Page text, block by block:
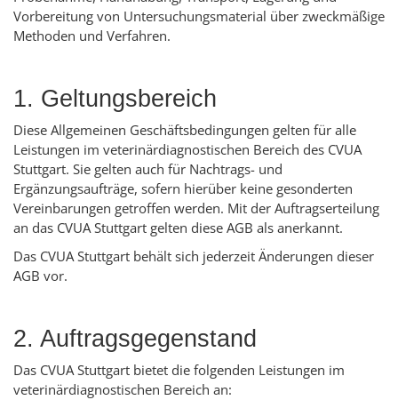
Vorbereitung von Untersuchungsmaterial über zweckmäßige
Methoden und Verfahren.
1. Geltungsbereich
Diese Allgemeinen Geschäftsbedingungen gelten für alle
Leistungen im veterinärdiagnostischen Bereich des CVUA
Stuttgart. Sie gelten auch für Nachtrags- und
Ergänzungsaufträge, sofern hierüber keine gesonderten
Vereinbarungen getroffen werden. Mit der Auftragserteilung
an das CVUA Stuttgart gelten diese AGB als anerkannt.
Das CVUA Stuttgart behält sich jederzeit Änderungen dieser
AGB vor.
2. Auftragsgegenstand
Das CVUA Stuttgart bietet die folgenden Leistungen im
veterinärdiagnostischen Bereich an: